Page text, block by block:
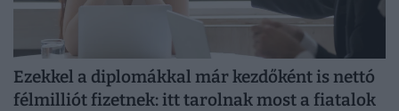
Ezekkel a diplomákkal már kezdőként is nettó
félmilliót fizetnek: itt tarolnak most a fiatalok